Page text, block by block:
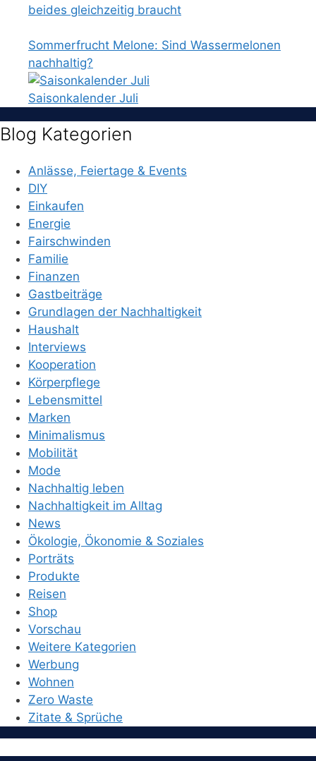
beides gleichzeitig braucht
Sommerfrucht Melone: Sind Wassermelonen
nachhaltig?
Saisonkalender Juli
Blog Kategorien
Anlässe, Feiertage & Events
DIY
Einkaufen
Energie
Fairschwinden
Familie
Finanzen
Gastbeiträge
Grundlagen der Nachhaltigkeit
Haushalt
Interviews
Kooperation
Körperpflege
Lebensmittel
Marken
Minimalismus
Mobilität
Mode
Nachhaltig leben
Nachhaltigkeit im Alltag
News
Ökologie, Ökonomie & Soziales
Porträts
Produkte
Reisen
Shop
Vorschau
Weitere Kategorien
Werbung
Wohnen
Zero Waste
Zitate & Sprüche